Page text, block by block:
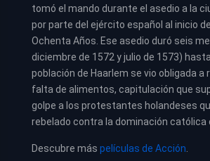
tomó el mando durante el asedio a la
por parte del ejército español al inicio
Ochenta Años. Ese asedio duró seis
diciembre de 1572 y julio de 1573)
población de Haarlem se vio obligada a
falta de alimentos, capitulación que
golpe a los protestantes holandeses
rebelado contra la dominación católica
Descubre más películas de Acción